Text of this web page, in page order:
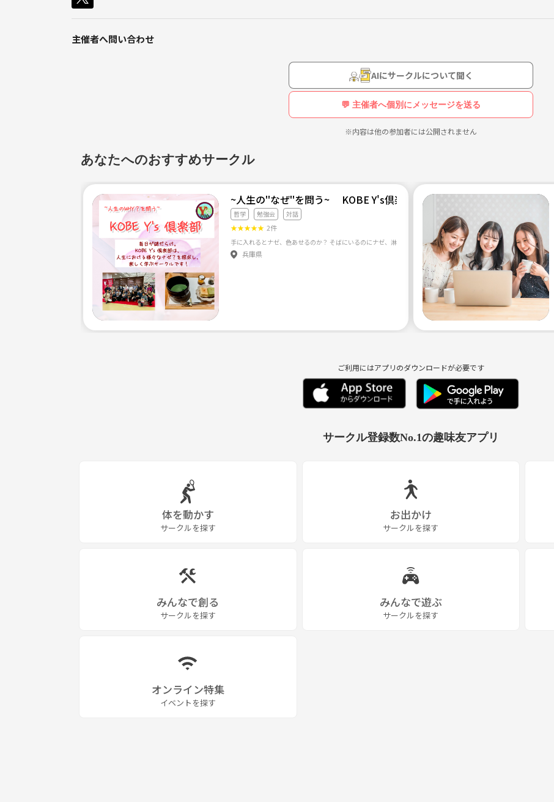
主催者へ問い合わせ
AIにサークルについて聞く
💬 主催者へ個別にメッセージを送る
※内容は他の参加者には公開されません
あなたへのおすすめサークル
~人生の''なぜ''を問う~ KOBE Y's倶楽部
哲学 勉強会 対話
★★★★★ 2件
兵庫県
ご利用にはアプリのダウンロードが必要です
サークル登録数No.1の趣味友アプリ
体を動かす
サークルを探す
お出かけ
サークルを探す
みんなで創る
サークルを探す
みんなで遊ぶ
サークルを探す
オンライン特集
イベントを探す